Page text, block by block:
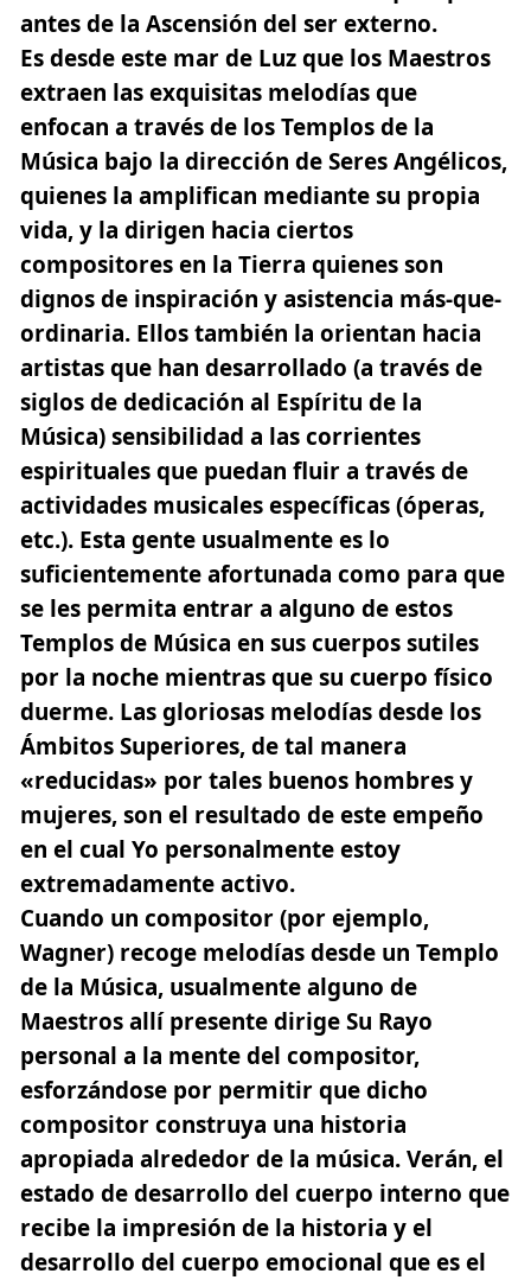
antes de la Ascensión del ser externo.
Es desde este mar de Luz que los Maestros
extraen las exquisitas melodías que
enfocan a través de los Templos de la
Música bajo la dirección de Seres Angélicos,
quienes la amplifican mediante su propia
vida, y la dirigen hacia ciertos
compositores en la Tierra quienes son
dignos de inspiración y asistencia más-que-
ordinaria. Ellos también la orientan hacia
artistas que han desarrollado (a través de
siglos de dedicación al Espíritu de la
Música)sensibilidad a las corrientes
espirituales que puedan fluir a través de
actividades musicales específicas (óperas,
etc.). Esta gente usualmente es lo
suficientemente afortunada como para que
se les permita entrar a alguno de estos
Templos de Música en sus cuerpos sutiles
por la noche mientras que su cuerpo físico
duerme. Las gloriosas melodías desde los
Ámbitos Superiores, de tal manera
«reducidas» por tales buenos hombres y
mujeres, son el resultado de este empeño
en el cual Yo personalmente estoy
extremadamente activo.
Cuando un compositor (por ejemplo,
Wagner) recoge melodías desde un Templo
de la Música, usualmente alguno de
Maestros allí presente dirige Su Rayo
personal a la mente del compositor,
esforzándose por permitir que dicho
compositor construya una historia
apropiada alrededor de la música. Verán, el
estado de desarrollo del cuerpo interno que
recibe la impresión de la historia y el
desarrollo del cuerpo emocional que es el